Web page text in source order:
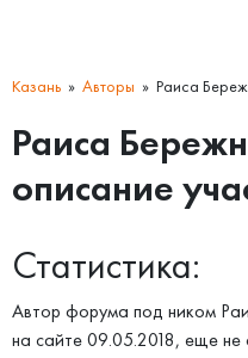
Казань Авторы Раиса
Раиса
описание
Статистика:
Автор форума под ником
на сайте 09.05.2018, еще не